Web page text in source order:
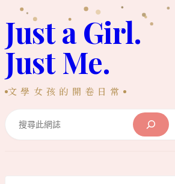
至
主
內
容
Just a Girl.
Just Me.
文學女孩的開卷日常